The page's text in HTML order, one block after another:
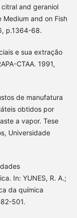
and geraniol
Medium and on Fish
p.1364-68.
e sua extração
CTAA. 1991,
de manufatura
obtidos por
a vapor. Tese
Universidade
In: YUNES, R. A.;
da química
501.